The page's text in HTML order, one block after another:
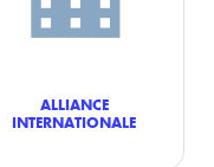
ALLIANCE
INTERNATIONALE